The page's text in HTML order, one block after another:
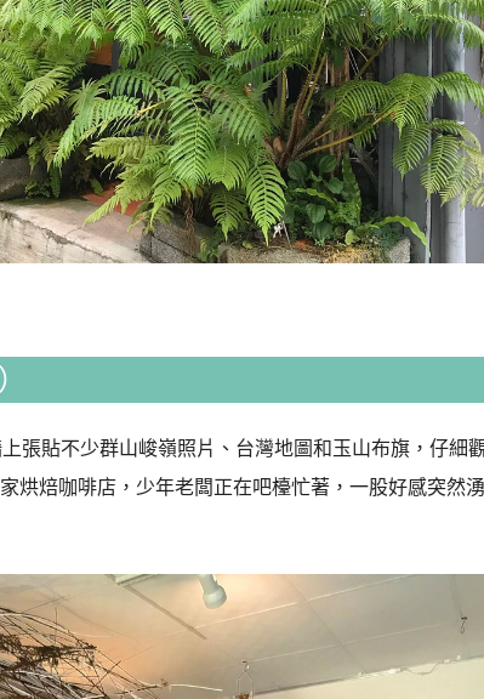
張貼不少群山峻嶺照片、台灣地圖和玉山布旗，仔細
烘焙咖啡店，少年老闆正在吧檯忙著，一股好感突然